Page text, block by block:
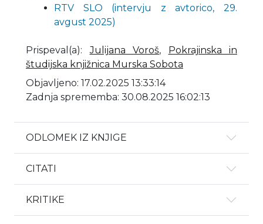
RTV SLO (intervju z avtorico, 29.
avgust 2025)
Prispeval(a):Julijana Voroš, Pokrajinska in
študijska knjižnica Murska Sobota
Objavljeno: 17.02.2025 13:33:14
Zadnja sprememba: 30.08.2025 16:02:13
ODLOMEK IZ KNJIGE
CITATI
KRITIKE